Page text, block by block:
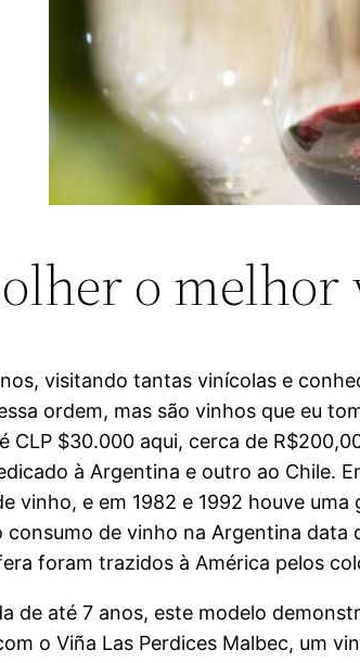
o
visitando tantas vinícolas e
ordem, mas são vinhos que eu
CLP $30.000 aqui, cerca de
à Argentina e outro ao Chile.
vinho, e em 1982 e 1992 houve
consumo de vinho na Argentina data
foram trazidos à América pelos
de até 7 anos, este modelo
o Viña Las Perdices Malbec, um